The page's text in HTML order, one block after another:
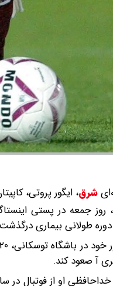
شرق، ایگور پروتی، کاپیتان
طولانی بیماری
آ صعود کند.